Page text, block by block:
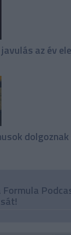
az év
dolgoznak
Formula